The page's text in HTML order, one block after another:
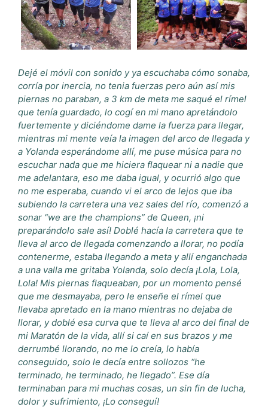
Dejé el móvil con sonido y ya escuchaba cómo sonaba,
corría por inercia, no tenia fuerzas pero aún así mis
piernas no paraban, a 3 km de meta me saqué el rímel
que tenía guardado, lo cogí en mi mano apretándolo
fuertemente y diciéndome dame la fuerza para llegar,
mientras mi mente veía la imagen del arco de llegada y
a Yolanda esperándome allí, me puse música para no
escuchar nada que me hiciera flaquear ni a nadie que
me adelantara, eso me daba igual, y ocurrió algo que
no me esperaba, cuando vi el arco de lejos que iba
subiendo la carretera una vez sales del río, comenzó a
sonar “we are the champions” de Queen, ¡ni
preparándolo sale así! Doblé hacía la carretera que te
lleva al arco de llegada comenzando a llorar, no podía
contenerme, estaba llegando a meta y allí enganchada
a una valla me gritaba Yolanda, solo decía ¡Lola, Lola,
Lola! Mis piernas flaqueaban, por un momento pensé
que me desmayaba, pero le enseñe el rímel que
llevaba apretado en la mano mientras no dejaba de
llorar, y doblé esa curva que te lleva al arco del final de
mi Maratón de la vida, allí si caí en sus brazos y me
derrumbé llorando, no me lo creía, lo había
conseguido, solo le decía entre sollozos “he
terminado, he terminado, he llegado”. Ese día
terminaban para mi muchas cosas, un sin fin de lucha,
dolor y sufrimiento, ¡Lo conseguí!